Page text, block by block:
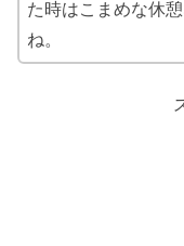
た時はこまめな休
ね。